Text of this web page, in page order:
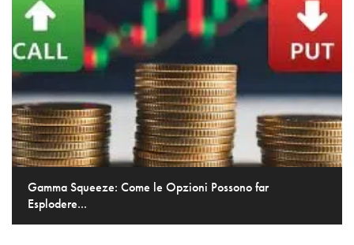
Gamma Squeeze: Come le Opzioni Possono far
Esplodere...